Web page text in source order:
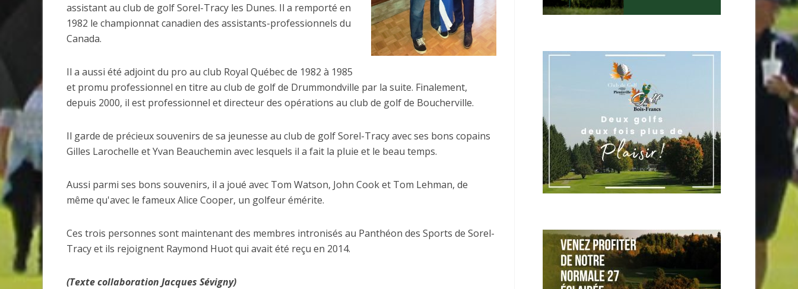
assistant au club de golf Sorel-Tracy les Dunes. Il a remporté en
1982 le championnat canadien des assistants-professionnels du
Canada.
Il a aussi été adjoint du pro au club Royal Québec de 1982 à 1985
et promu professionnel en titre au club de golf de Drummondville par la suite. Finalement,
depuis 2000, il est professionnel et directeur des opérations au club de golf de Boucherville.
Il garde de précieux souvenirs de sa jeunesse au club de golf Sorel-Tracy avec ses bons copains
Gilles Larochelle et Yvan Beauchemin avec lesquels il a fait la pluie et le beau temps.
Aussi parmi ses bons souvenirs, il a joué avec Tom Watson, John Cook et Tom Lehman, de
même qu'avec le fameux Alice Cooper, un golfeur émérite.
Ces trois personnes sont maintenant des membres intronisés au Panthéon des Sports de Sorel-
Tracy et ils rejoignent Raymond Huot qui avait été reçu en 2014.
(Texte collaboration Jacques Sévigny)